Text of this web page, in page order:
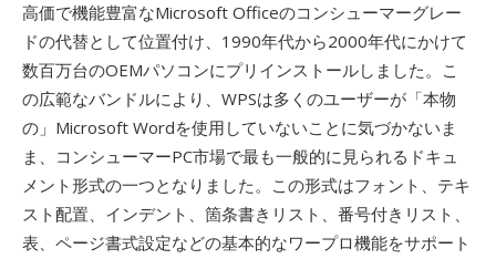
高価で機能豊富なMicrosoft Officeのコンシューマーグレー
ドの代替として位置付け、1990年代から2000年代にかけて
数百万台のOEMパソコンにプリインストールしました。こ
の広範なバンドルにより、WPSは多くのユーザーが「本物
の」Microsoft Wordを使用していないことに気づかないま
ま、コンシューマーPC市場で最も一般的に見られるドキュ
メント形式の一つとなりました。この形式はフォント、テキ
スト配置、インデント、箇条書きリスト、番号付きリスト、
表、ページ書式設定などの基本的なワープロ機能をサポート